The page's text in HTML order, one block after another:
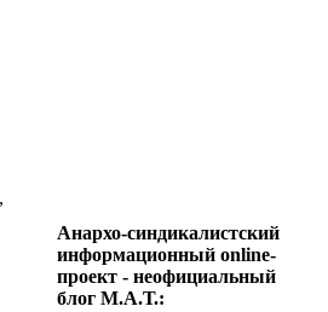
Анархо-синдикалистский
информационный online-
проект - неофициальный
блог М.А.Т.: